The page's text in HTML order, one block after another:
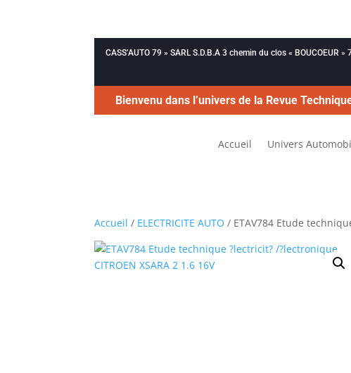
CASS’AUTO 79 » SARL S.D.B.A 3 chemin du clos « BOUCOEUR
Bienvenu dans l’univers de la Revue
Accueil Univers
Accueil / ELECTRICITE AUTO / ETAV784 Etude